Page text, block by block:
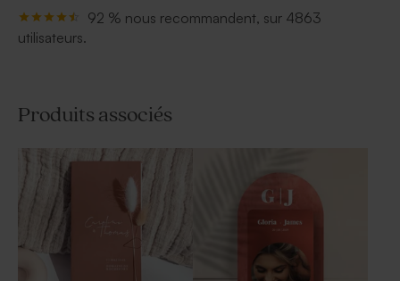
92 % nous recommandent, sur 4863
utilisateurs.
Produits associés